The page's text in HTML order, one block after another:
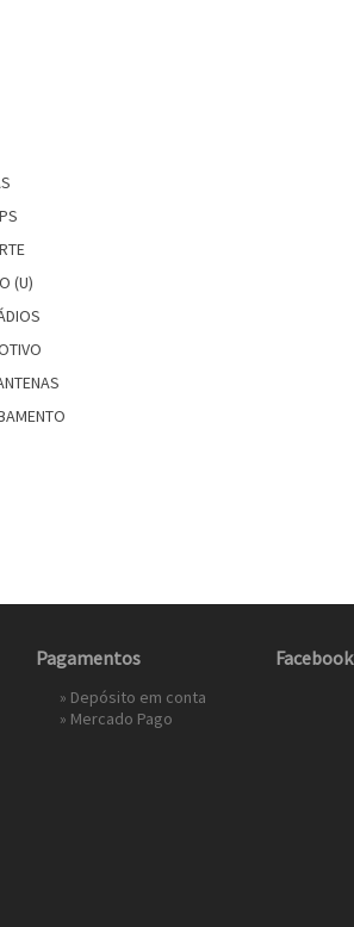
(U)
Pagamentos
» Depósito em conta
» Mercado Pago
Facebook